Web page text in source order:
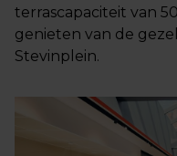
terrascapaciteit van
genieten van de
Stevinplein.